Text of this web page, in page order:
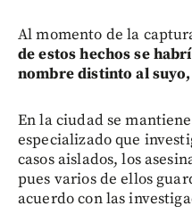
Al momento de la
de estos hechos se
nombre distinto al suyo,
En la ciudad se
especializado que
casos aislados, los
pues varios de ellos
acuerdo con las